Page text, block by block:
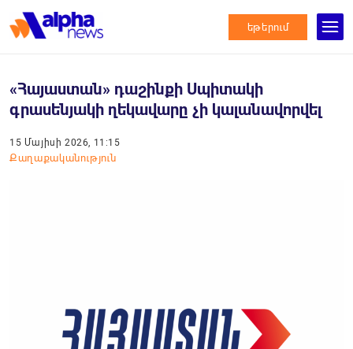
եթերում
«Հայաստան» դաշինքի Սպիտակի
գրասենյակի ղեկավարը չի կալանավորվել
15 Մայիսի 2026, 11:15
Քաղաքականություն